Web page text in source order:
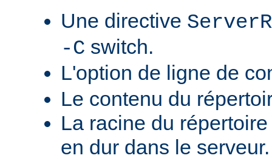
Une directive
-C switch.
L'option de ligne de
Le contenu du
La racine du
en dur dans le serveur.